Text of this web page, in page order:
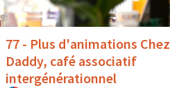
77 - Plus d'animations Chez
Daddy, café associatif
intergénérationnel